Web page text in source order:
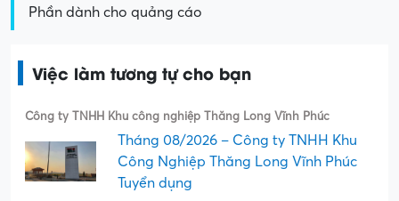
Phần dành cho quảng cáo
Việc làm tương tự cho bạn
Công ty TNHH Khu công nghiệp Thăng Long Vĩnh Phúc
Tháng 08/2026 – Công ty TNHH Khu
Công Nghiệp Thăng Long Vĩnh Phúc
Tuyển dụng